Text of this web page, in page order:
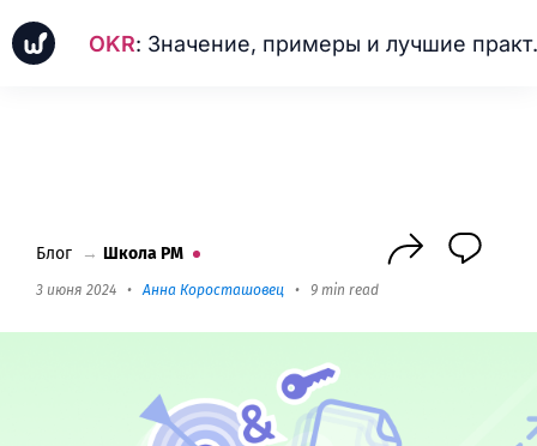
OKR: Значение, примеры и лучшие практики
Блог → Школа PM
3 июня 2024 •Анна Коросташовец • 9 min read